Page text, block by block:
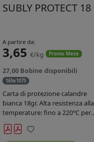
SUBLY PROTECT 18
A partire da:
3,65 €/kg Promo Mese
27,00 Bobine disponibili
165x1075
Carta di protezione calandre
bianca 18gr. Alta resistenza alla
temperature: fino a 220°C per
40 secondi. Lunghezza 1075
mtl, peso kg 35, diam. 20cm.
Preferiti